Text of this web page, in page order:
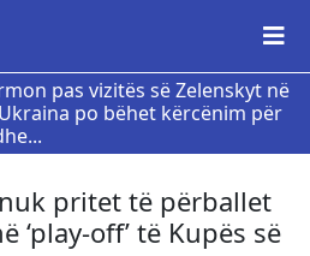
pas vizitës së Zelenskyt në
po bëhet kërcënim për
pritet të përballet
‘play-off’ të Kupës së